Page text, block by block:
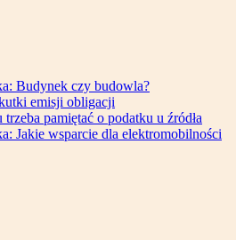
Budynek czy budowla?
emisji obligacji
pamiętać o podatku u źródła
Jakie wsparcie dla elektromobilności